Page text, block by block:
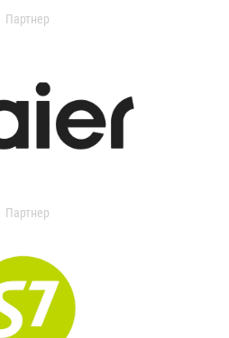
Партнер
Партнер